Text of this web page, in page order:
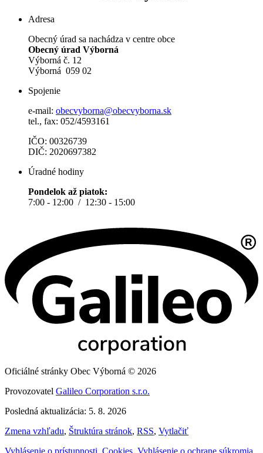
Adresa
Obecný úrad sa nachádza v centre obce
Obecný úrad Výborná
Výborná č. 12
Výborná 059 02
Spojenie
e-mail: obecvyborna@obecvyborna.sk
tel., fax: 052/4593161
IČO: 00326739
DIČ: 2020697382
Úradné hodiny
Pondelok až piatok:
7:00 - 12:00 / 12:30 - 15:00
Oficiálné stránky Obec Výborná © 2026
Provozovatel Galileo Corporation s.r.o.
Posledná aktualizácia: 5. 8. 2026
Zmena vzhľadu, Štruktúra stránok, RSS, Vytlačiť
Vyhlásenie o prístupnosti Cookies Vyhlásenie o ochrane súkromia